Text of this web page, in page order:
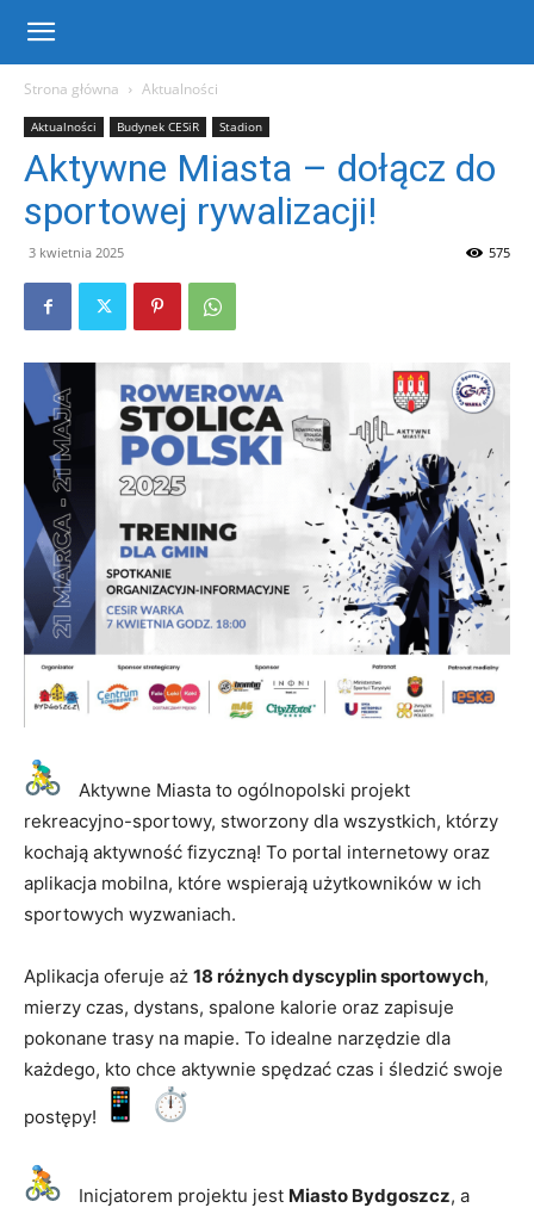
Centrum
Sportu
Rekreacji
Warce
Strona główna Aktualności
Aktualności Budynek CESiR Stadion
Aktywne Miasta – dołącz do
sportowej rywalizacji!
3 kwietnia 2025 575
Aktywne Miasta to ogólnopolski projekt
rekreacyjno-sportowy, stworzony dla wszystkich, którzy
kochają aktywność fizyczną! To portal internetowy oraz
aplikacja mobilna, które wspierają użytkowników w ich
sportowych wyzwaniach.
Aplikacja oferuje aż 18 różnych dyscyplin sportowych,
mierzy czas, dystans, spalone kalorie oraz zapisuje
pokonane trasy na mapie. To idealne narzędzie dla
każdego, kto chce aktywnie spędzać czas i śledzić swoje
postępy!
Inicjatorem projektu jest Miasto Bydgoszcz, a